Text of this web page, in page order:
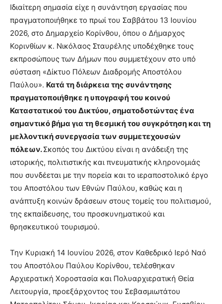
Ιδιαίτερη σημασία είχε η συνάντηση εργασίας που
πραγματοποιήθηκε το πρωί του Σαββάτου 13 Ιουνίου
2026, στο Δημαρχείο Κορίνθου, όπου ο Δήμαρχος
Κορινθίων κ. Νικόλαος Σταυρέλης υποδέχθηκε τους
εκπροσώπους των Δήμων που συμμετέχουν στο υπό
σύσταση «Δίκτυο Πόλεων Διαδρομής Αποστόλου
Παύλου». Κατά τη διάρκεια της συνάντησης
πραγματοποιήθηκε η υπογραφή του κοινού
Καταστατικού του Δικτύου, σηματοδοτώντας ένα
σημαντικό βήμα για τη θεσμική του συγκρότηση και τη
μελλοντική συνεργασία των συμμετεχουσών
πόλεων.Σκοπός του Δικτύου είναι η ανάδειξη της
ιστορικής, πολιτιστικής και πνευματικής κληρονομιάς
που συνδέεται με την πορεία και το ιεραποστολικό έργο
του Αποστόλου των Εθνών Παύλου, καθώς και η
ανάπτυξη κοινών δράσεων στους τομείς του πολιτισμού,
της εκπαίδευσης, του προσκυνηματικού και
θρησκευτικού τουρισμού.
Την Κυριακή 14 Ιουνίου 2026, στον Καθεδρικό Ιερό Ναό
του Αποστόλου Παύλου Κορίνθου, τελέσθηκαν
Αρχιερατική Χοροστασία και Πολυαρχιερατική Θεία
Λειτουργία, προεξάρχοντος του Σεβασμιωτάτου